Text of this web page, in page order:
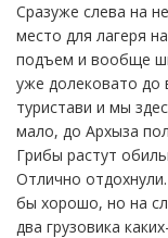
Сразуже слева на
место для лагеря
подъем и вообще
уже долековато до
туристави и мы
мало, до Архыза
Грибы растут
Отлично
бы хорошо, но на
два грузовика